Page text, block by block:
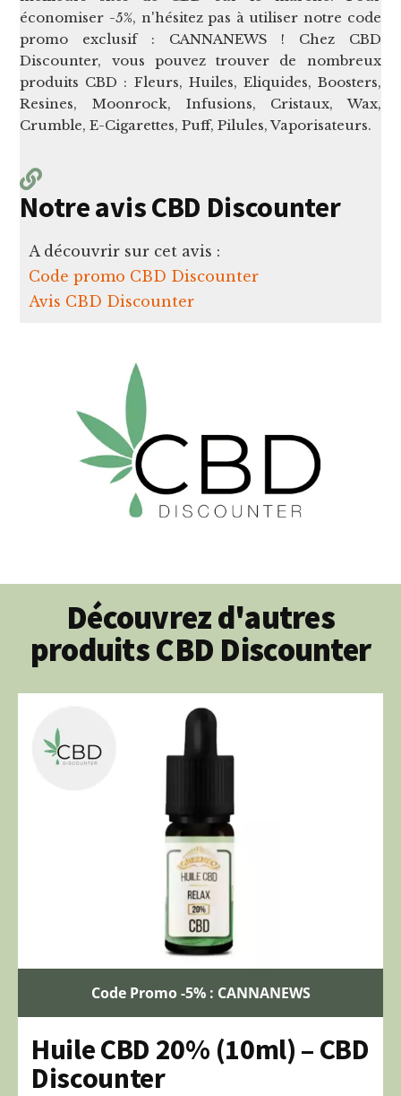
économiser -5%, n'hésitez pas à utiliser notre code
promo exclusif : CANNANEWS ! Chez CBD
Discounter, vous pouvez trouver de nombreux
produits CBD : Fleurs, Huiles, Eliquides, Boosters,
Resines, Moonrock, Infusions, Cristaux, Wax,
Crumble, E-Cigarettes, Puff, Pilules, Vaporisateurs.
Notre avis CBD Discounter
A découvrir sur cet avis :
Code promo CBD Discounter
Avis CBD Discounter
Découvrez d'autres
produits CBD Discounter
Code Promo -5% : CANNANEWS
Huile CBD 20% (10ml) – CBD
Discounter